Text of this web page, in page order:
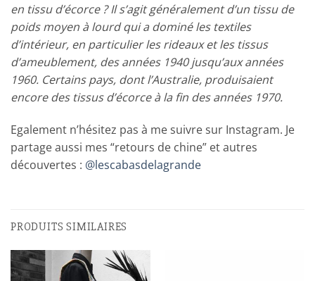
en tissu d’écorce ? Il s’agit généralement d’un tissu de
poids moyen à lourd qui a dominé les textiles
d’intérieur, en particulier les rideaux et les tissus
d’ameublement, des années 1940 jusqu’aux années
1960. Certains pays, dont l’Australie, produisaient
encore des tissus d’écorce à la fin des années 1970.
Egalement n’hésitez pas à me suivre sur Instagram. Je
partage aussi mes “retours de chine” et autres
découvertes : @lescabasdelagrande
PRODUITS SIMILAIRES